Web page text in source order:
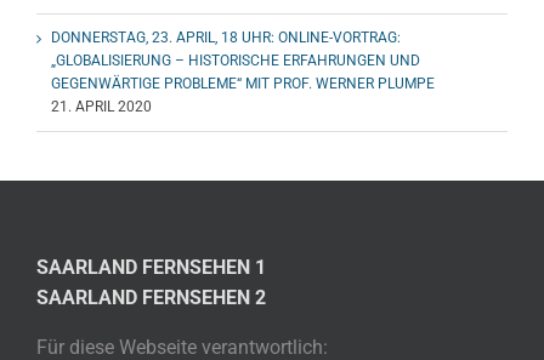
DONNERSTAG, 23. APRIL, 18 UHR: ONLINE-VORTRAG:
„GLOBALISIERUNG – HISTORISCHE ERFAHRUNGEN UND
GEGENWÄRTIGE PROBLEME“ MIT PROF. WERNER PLUMPE
21. APRIL 2020
SAARLAND FERNSEHEN 1
SAARLAND FERNSEHEN 2
Für diese Webseite verantwortlich: